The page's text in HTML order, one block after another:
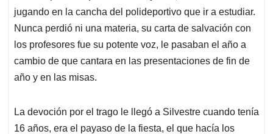
jugando en la cancha del polideportivo que ir a estudiar.
Nunca perdió ni una materia, su carta de salvación con
los profesores fue su potente voz, le pasaban el año a
cambio de que cantara en las presentaciones de fin de
año y en las misas.
La devoción por el trago le llegó a Silvestre cuando tenía
16 años, era el payaso de la fiesta, el que hacía los